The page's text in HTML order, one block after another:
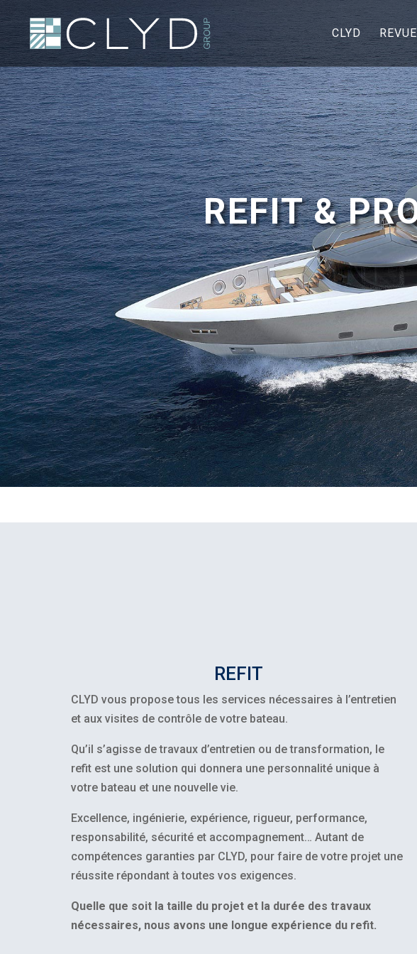
CLYD
REFIT &
REFIT
CLYD vous propose tous les services nécessaires à l’entretien
et aux visites de contrôle de votre bateau.
Qu’il s’agisse de travaux d’entretien ou de transformation, le
refit est une solution qui donnera une personnalité unique à
votre bateau et une nouvelle vie.
Excellence, ingénierie, expérience, rigueur, performance,
responsabilité, sécurité et accompagnement… Autant de
compétences garanties par CLYD, pour faire de votre projet une
réussite répondant à toutes vos exigences.
Quelle que soit la taille du projet et la durée des travaux
nécessaires, nous avons une longue expérience du refit.